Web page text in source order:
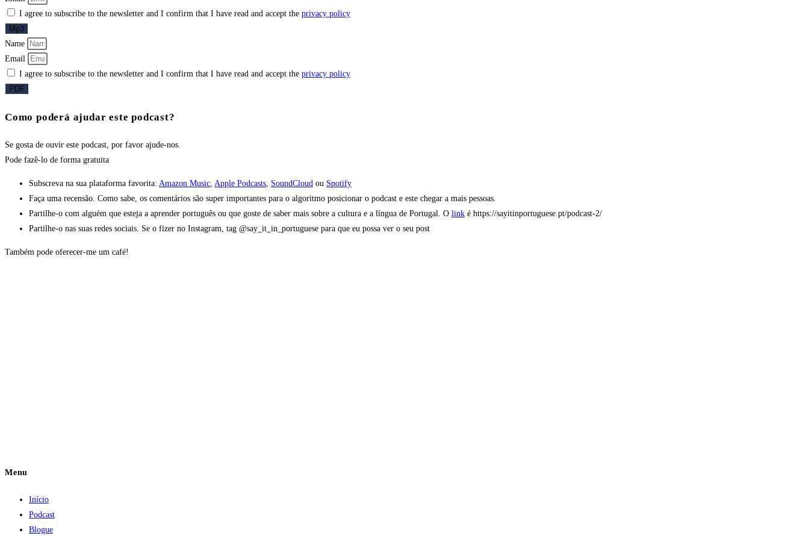
I agree to subscribe to the newsletter and I confirm that I have read and accept the privacy policy
Mp3
Name
Email
I agree to subscribe to the newsletter and I confirm that I have read and accept the privacy policy
PDF
Como poderá ajudar este podcast?
Se gosta de ouvir este podcast, por favor ajude-nos.
Pode fazê-lo de forma gratuita
Subscreva na sua plataforma favorita: Amazon Music, Apple Podcasts, SoundCloud ou Spotify
Faça uma recensão. Como sabe, os comentários são super importantes para o algoritmo posicionar o podcast e este chegar a mais pessoas.
Partilhe-o com alguém que esteja a aprender português ou que goste de saber mais sobre a cultura e a língua de Portugal. O link é https://sayitinportuguese.pt/podcast-2/
Partilhe-o nas suas redes sociais. Se o fizer no Instagram, tag @say_it_in_portuguese para que eu possa ver o seu post
Também pode oferecer-me um café!
Menu
Início
Podcast
Blogue